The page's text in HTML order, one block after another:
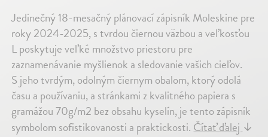
Jedinečný 18-mesačný plánovací zápisník Moleskine pre
roky 2024-2025, s tvrdou čiernou väzbou a veľkosťou
L poskytuje veľké množstvo priestoru pre
zaznamenávanie myšlienok a sledovanie vašich cieľov.
S jeho tvrdým, odolným čiernym obalom, ktorý odolá
času a používaniu, a stránkami z kvalitného papiera s
gramážou 70g/m2 bez obsahu kyselín, je tento zápisník
symbolom sofistikovanosti a praktickosti.Čítať ďalej↓